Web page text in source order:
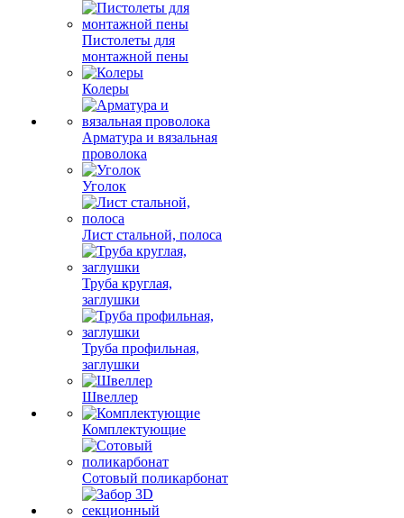
Пистолеты для
монтажной пены
Колеры
Арматура и вязальная
проволока
Уголок
Лист стальной, полоса
Труба круглая,
заглушки
Труба профильная,
заглушки
Швеллер
Комплектующие
Сотовый поликарбонат